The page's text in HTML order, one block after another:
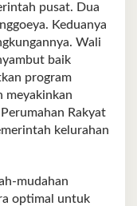
pusat. Dua
Keduanya
Wali
baik
program
meyakinkan
Rakyat
kelurahan
mudahan
optimal untuk